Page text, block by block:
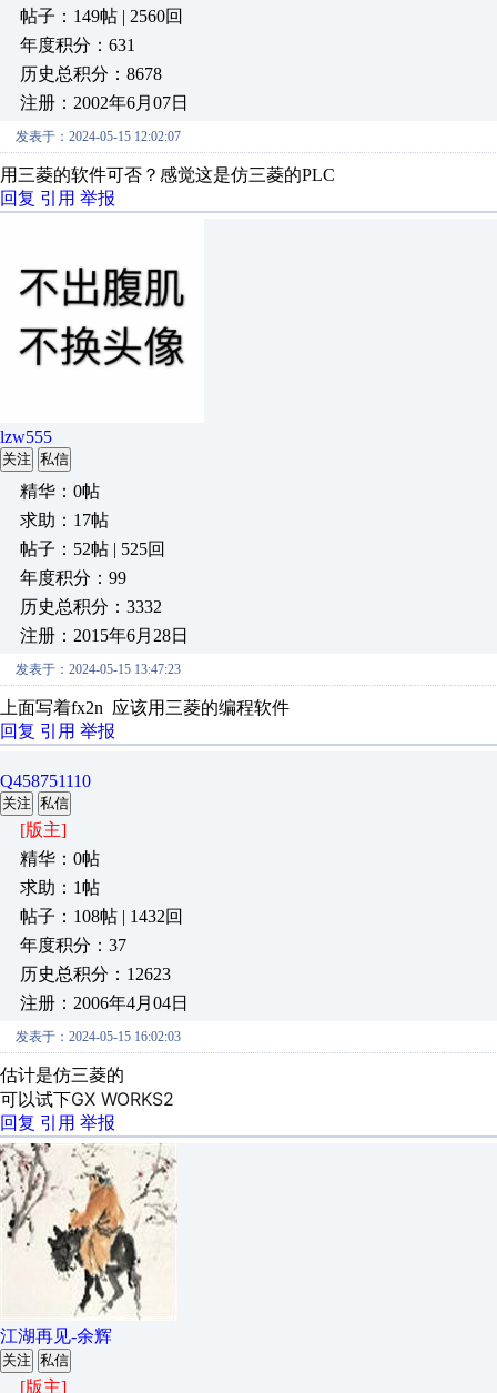
帖子：149帖 | 2560回
年度积分：631
历史总积分：8678
注册：2002年6月07日
发表于：2024-05-15 12:02:07
用三菱的软件可否？感觉这是仿三菱的PLC
回复 引用 举报
lzw555
关注 私信
精华：0帖
求助：17帖
帖子：52帖 | 525回
年度积分：99
历史总积分：3332
注册：2015年6月28日
发表于：2024-05-15 13:47:23
上面写着fx2n 应该用三菱的编程软件
回复 引用 举报
Q458751110
关注 私信
[版主]
精华：0帖
求助：1帖
帖子：108帖 | 1432回
年度积分：37
历史总积分：12623
注册：2006年4月04日
发表于：2024-05-15 16:02:03
估计是仿三菱的
可以试下GX WORKS2
回复 引用 举报
江湖再见-余辉
关注 私信
[版主]